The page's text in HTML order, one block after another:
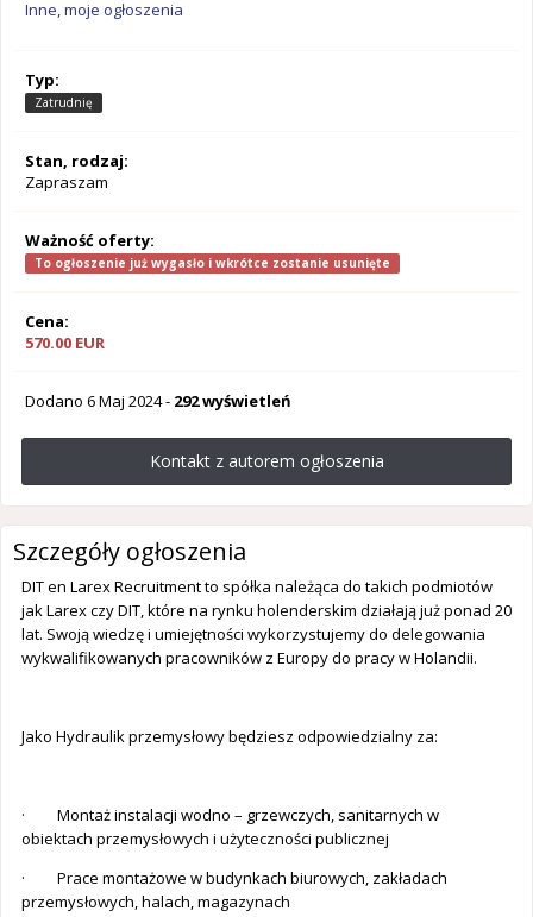
Inne, moje ogłoszenia
Typ:
Zatrudnię
Stan, rodzaj:
Zapraszam
Ważność oferty:
To ogłoszenie już wygasło i wkrótce zostanie usunięte
Cena:
570.00 EUR
Dodano 6 Maj 2024- 292 wyświetleń
Kontakt z autorem ogłoszenia
Szczegóły ogłoszenia
DIT en Larex Recruitment to spółka należąca do takich podmiotów
jak Larex czy DIT, które na rynku holenderskim działają już ponad 20
lat. Swoją wiedzę i umiejętności wykorzystujemy do delegowania
wykwalifikowanych pracowników z Europy do pracy w Holandii.
Jako Hydraulik przemysłowy będziesz odpowiedzialny za:
· Montaż instalacji wodno – grzewczych, sanitarnych w
obiektach przemysłowych i użyteczności publicznej
· Prace montażowe w budynkach biurowych, zakładach
przemysłowych, halach, magazynach